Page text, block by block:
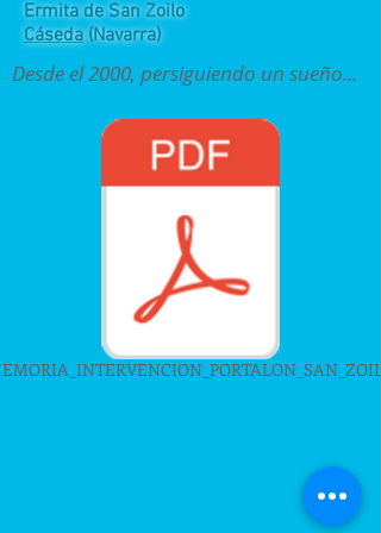
Ermita de San Zoilo
Cáseda(Navarra)
Desde el 2000, persiguiendo un sueño...